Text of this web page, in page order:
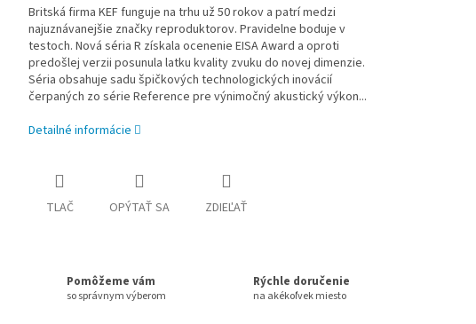
Britská firma KEF funguje na trhu už 50 rokov a patrí medzi
najuznávanejšie značky reproduktorov. Pravidelne boduje v
testoch. Nová séria R získala ocenenie EISA Award a oproti
predošlej verzii posunula latku kvality zvuku do novej dimenzie.
Séria obsahuje sadu špičkových technologických inovácií
čerpaných zo série Reference pre výnimočný akustický výkon...
Detailné informácie
TLAČ OPÝTAŤ SA ZDIEĽAŤ
Pomôžeme vám
so správnym výberom
Rýchle doručenie
na akékoľvek miesto